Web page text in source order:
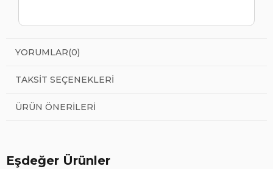
YORUMLAR(0)
TAKSIT SEÇENEKLERI
ÜRÜN ÖNERILERI
Eşdeğer Ürünler